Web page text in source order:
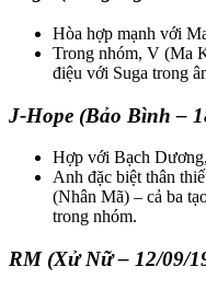
Hòa hợp mạnh với
Trong nhóm, V (Ma
điệu với Suga trong
J-Hope (Bảo Bình –
Hợp với Bạch
Anh đặc biệt thân
(Nhân Mã) – cả ba
trong nhóm.
RM (Xử Nữ – 12/09/